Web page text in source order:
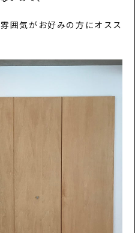
囲気がお好みの方にオスス